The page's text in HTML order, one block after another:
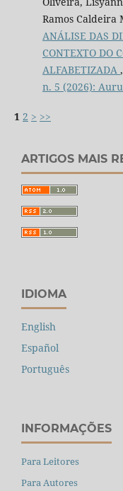
Ramos Caldeira
ANÁLISE DAS
CONTEXTO DO
ALFABETIZADA ,
n. 5 (2026):
1 2 > >>
ARTIGOS MAIS
IDIOMA
English
Español
Português
INFORMAÇÕES
Para Leitores
Para Autores